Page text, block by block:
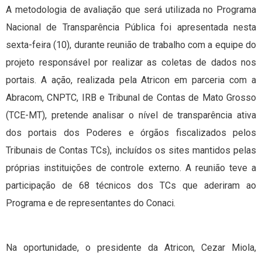
A metodologia de avaliação que será utilizada no Programa
Nacional de Transparência Pública foi apresentada nesta
sexta-feira (10), durante reunião de trabalho com a equipe do
projeto responsável por realizar as coletas de dados nos
portais. A ação, realizada pela Atricon em parceria com a
Abracom, CNPTC, IRB e Tribunal de Contas de Mato Grosso
(TCE-MT), pretende analisar o nível de transparência ativa
dos portais dos Poderes e órgãos fiscalizados pelos
Tribunais de Contas TCs), incluídos os sites mantidos pelas
próprias instituições de controle externo. A reunião teve a
participação de 68 técnicos dos TCs que aderiram ao
Programa e de representantes do Conaci.
Na oportunidade, o presidente da Atricon, Cezar Miola,